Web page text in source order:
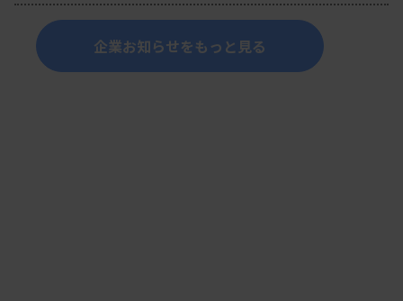
企業お知らせをもっと見る